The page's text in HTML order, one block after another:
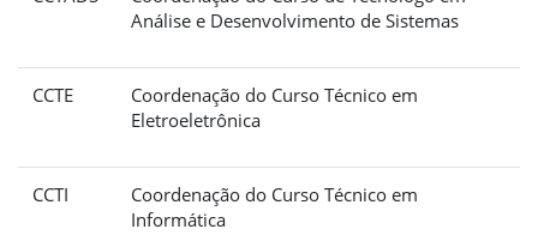
Análise e Desenvolvimento de Sistemas
CCTE
Coordenação do Curso Técnico em
Eletroeletrônica
CCTI
Coordenação do Curso Técnico em
Informática